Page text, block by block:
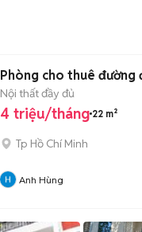
Phòng cho thuê đường
Nội thất đầy đủ
4 triệu/tháng 22 m²
Tp Hồ Chí Minh
Anh Hùng